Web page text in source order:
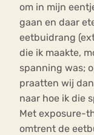
om in mijn
gaan en daar
eetbuidrang
die ik maakte,
spanning was;
praatten wij
naar hoe ik die
Met exposure-
omtrent de